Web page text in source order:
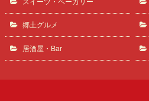
郷土グルメ
居酒屋・Bar